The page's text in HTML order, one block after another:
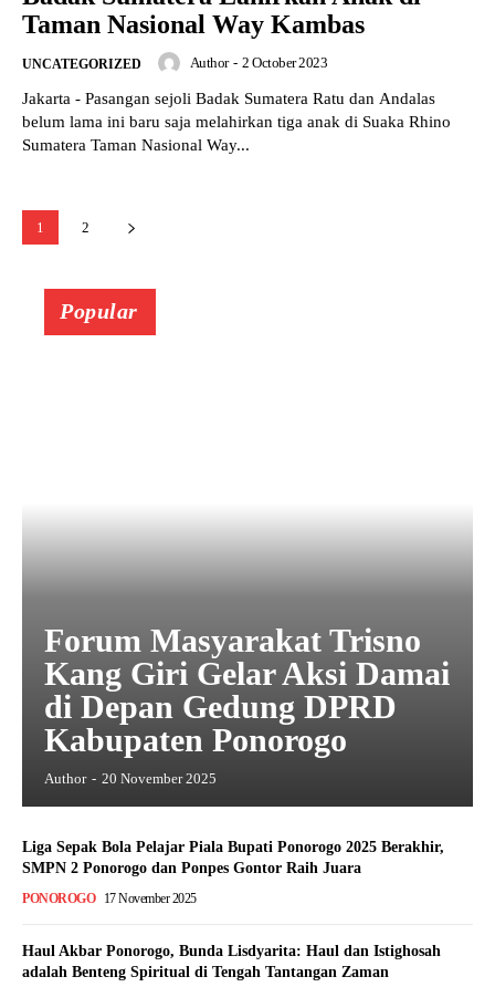
Taman Nasional Way Kambas
UNCATEGORIZED Author - 2 October 2023
Jakarta - Pasangan sejoli Badak Sumatera Ratu dan Andalas
belum lama ini baru saja melahirkan tiga anak di Suaka Rhino
Sumatera Taman Nasional Way...
1 2
Popular
Forum Masyarakat Trisno
Kang Giri Gelar Aksi Damai
di Depan Gedung DPRD
Kabupaten Ponorogo
Author - 20 November 2025
Liga Sepak Bola Pelajar Piala Bupati Ponorogo 2025 Berakhir,
SMPN 2 Ponorogo dan Ponpes Gontor Raih Juara
PONOROGO 17 November 2025
Haul Akbar Ponorogo, Bunda Lisdyarita: Haul dan Istighosah
adalah Benteng Spiritual di Tengah Tantangan Zaman